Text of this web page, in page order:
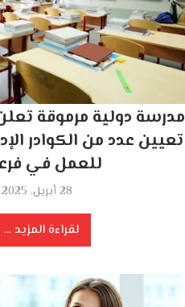
مدرسة دولية مرموقة
تعيين عدد من الكوادر
للعمل في
28 أبريل، 2025
لقراءة المزيد ...